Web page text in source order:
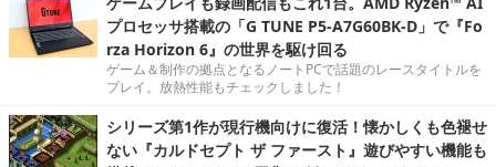
プロセッサ搭載の「G TUNE P5-A7G60BK-D」で『Fo
rza Horizon 6』の世界を駆け回る
ゲーム＆制作の拠点となるノートPCで話題のレースタイトルを
プレイ。放熱性能もチェックしました！
シリーズ第1作が現行機向けに復活！懐かしくも色褪せ
ない『カルドセプト ザ ファースト』遊びやすい機能も